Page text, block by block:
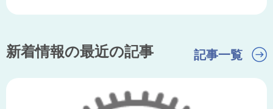
新着情報の最近の記事 記事一覧